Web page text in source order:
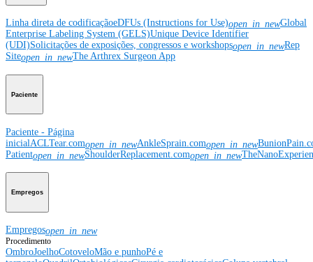
Linha direta de codificaçãoeDFUs (Instructions for Use)open_in_newGlobal
Enterprise Labeling System (GELS)Unique Device Identifier
(UDI)Solicitações de exposições, congressos e workshopsopen_in_newRep
Siteopen_in_newThe Arthrex Surgeon App
Paciente
Paciente - Página
inicial ACLTear.comopen_in_newAnkleSprain.comopen_in_new
Patientopen_in_newShoulderReplacement.comopen_in_new
Empregos
Empregosopen_in_new
Procedimento
OmbroJoelhoCotoveloMão e punhoPé e